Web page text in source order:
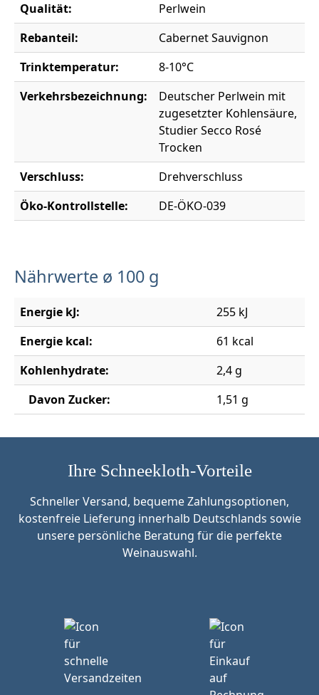
Qualität:
Perlwein
Rebanteil:
Cabernet Sauvignon
Trinktemperatur:
8-10°C
Verkehrsbezeichnung:
Deutscher Perlwein mit
zugesetzter Kohlensäure,
Studier Secco Rosé
Trocken
Verschluss:
Drehverschluss
Öko-Kontrollstelle:
DE-ÖKO-039
Nährwerte ø 100 g
Energie kJ:
255 kJ
Energie kcal:
61 kcal
Kohlenhydrate:
2,4 g
Davon Zucker:
1,51 g
Ihre Schneekloth-Vorteile
Schneller Versand, bequeme Zahlungsoptionen,
kostenfreie Lieferung innerhalb Deutschlands sowie
unsere persönliche Beratung für die perfekte
Weinauswahl.